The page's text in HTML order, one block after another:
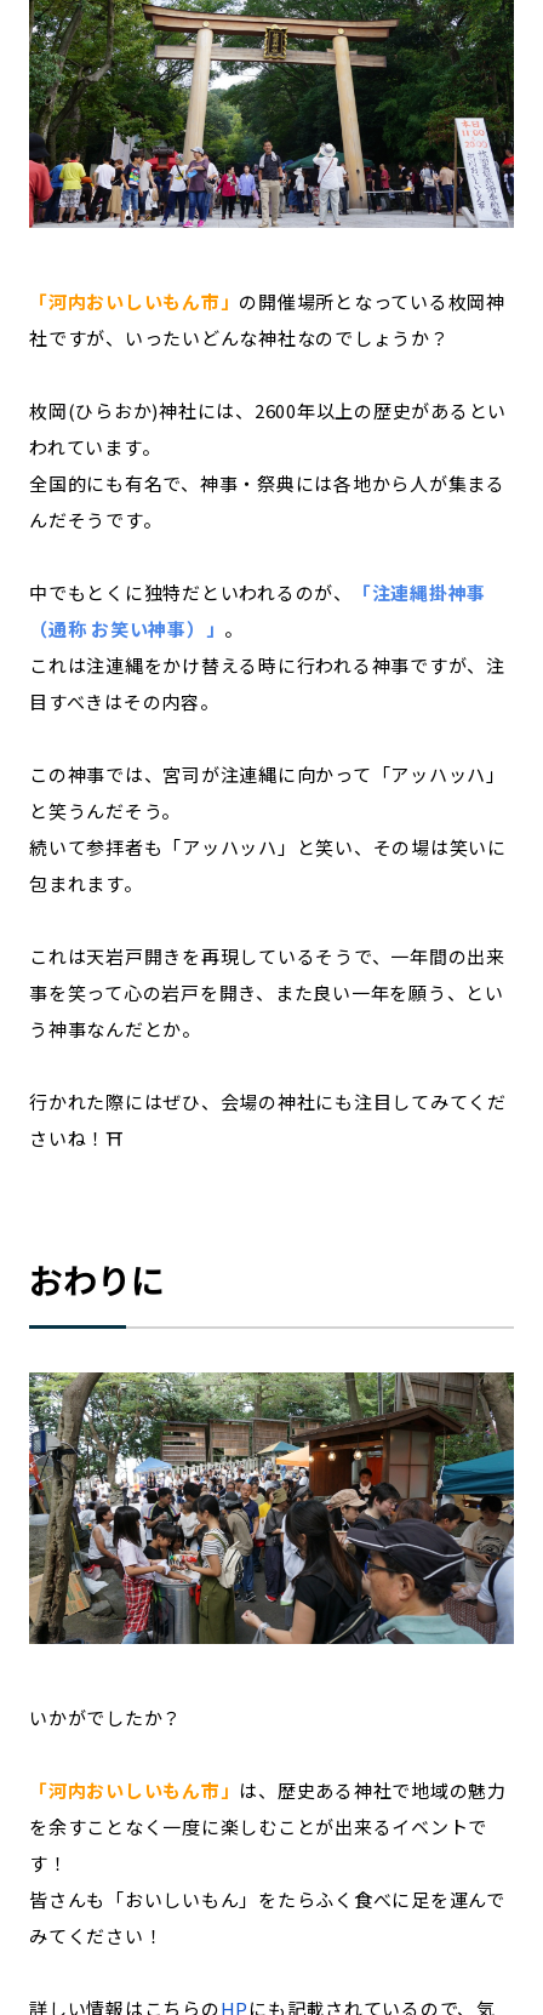
「河内おいしいもん市」 の開催場所となっている枚岡神
社ですが、いったいどんな神社なのでしょうか？
枚岡(ひらおか)神社には、2600年以上の歴史があるとい
われています。
全国的にも有名で、神事・祭典には各地から人が集まる
んだそうです。
中でもとくに独特だといわれるのが、
「注連縄掛神事
（通称 お笑い神事）」 。
これは注連縄をかけ替える時に行われる神事ですが、注
目すべきはその内容。
この神事では、宮司が注連縄に向かって「アッハッハ」
と笑うんだそう。
続いて参拝者も「アッハッハ」と笑い、その場は笑いに
包まれます。
これは天岩戸開きを再現しているそうで、一年間の出来
事を笑って心の岩戸を開き、また良い一年を願う、とい
う神事なんだとか。
行かれた際にはぜひ、会場の神社にも注目してみてくだ
さいね！⛩️
おわりに
いかがでしたか？
「河内おいしいもん市」 は、歴史ある神社で地域の魅力
を余すことなく一度に楽しむことが出来るイベントで
す！
皆さんも「おいしいもん」をたらふく食べに足を運んで
みてください！
詳しい情報はこちらのHPにも記載されているので、気